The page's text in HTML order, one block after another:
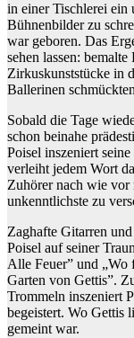
in einer Tischlerei ein
Bühnenbilder zu
war geboren. Das
sehen lassen:
Zirkuskunststücke in
Ballerinen
Sobald die Tage
schon beinahe
Poisel inszeniert
verleiht jedem Wort
Zuhörer nach wie vor
unkenntlichste zu
Zaghafte Gitarren
Poisel auf seiner
Alle Feuer” und „Wo
Garten von Gettis”.
Trommeln inszeniert
begeistert. Wo Gettis
gemeint war.